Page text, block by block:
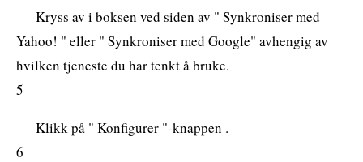
Kryss av i boksen ved siden av " Synkroniser med
Yahoo! " eller " Synkroniser med Google" avhengig av
hvilken tjeneste du har tenkt å bruke.
5
Klikk på " Konfigurer "-knappen .
6